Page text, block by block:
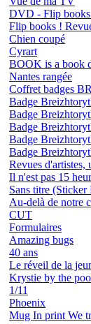
DVD - Flip
Flip books !
Chien coupé
Cyrart
BOOK is a book
Nantes rangée
Coffret badges
Badge
Badge
Badge
Badge
Badge
Revues d'artistes,
Il n'est pas 15
Sans titre (Sticker
Au-delà de notre
CUT
Formulaires
Amazing bugs
40 ans
Le réveil de la
Krystie by the
1/11
Phoenix
Mug In print We